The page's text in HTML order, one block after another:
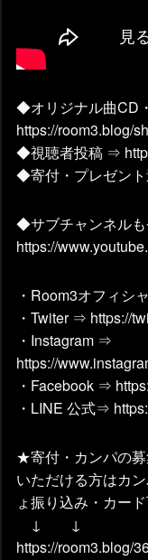
◆オリジナル曲CD
https://room3.blog/
◆視聴者投稿 ⇒
◆寄付・プレゼン
◆サブチャンネルも
https://
・Room3オフィシ
・Twiter ⇒ https://
・Instagram ⇒
https://
・Facebook ⇒
・LINE 公式⇒
★寄付・カンパの
いただける方はカ
ょ振り込み・カード
↓ ↓
https://room3.blog/